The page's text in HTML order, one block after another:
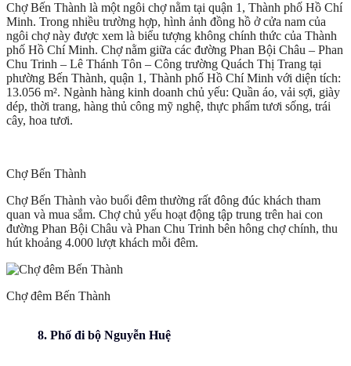
Chợ Bến Thành là một ngôi chợ nằm tại quận 1, Thành phố Hồ Chí
Minh. Trong nhiều trường hợp, hình ảnh đồng hồ ở cửa nam của
ngôi chợ này được xem là biểu tượng không chính thức của Thành
phố Hồ Chí Minh. Chợ nằm giữa các đường Phan Bội Châu – Phan
Chu Trinh – Lê Thánh Tôn – Công trường Quách Thị Trang tại
phường Bến Thành, quận 1, Thành phố Hồ Chí Minh với diện tích:
13.056 m². Ngành hàng kinh doanh chủ yếu: Quần áo, vải sợi, giày
dép, thời trang, hàng thủ công mỹ nghệ, thực phẩm tươi sống, trái
cây, hoa tươi.
Chợ Bến Thành
Chợ Bến Thành vào buổi đêm thường rất đông đúc khách tham
quan và mua sắm. Chợ chủ yếu hoạt động tập trung trên hai con
đường Phan Bội Châu và Phan Chu Trinh bên hông chợ chính, thu
hút khoảng 4.000 lượt khách mỗi đêm.
Chợ đêm Bến Thành
8. Phố đi bộ Nguyễn Huệ